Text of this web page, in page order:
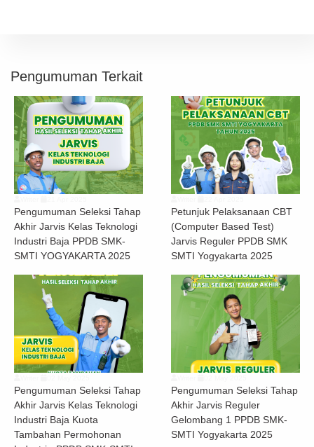
Pengumuman Terkait
Pengumuman Seleksi Tahap
Akhir Jarvis Kelas Teknologi
Industri Baja PPDB SMK-
SMTI YOGYAKARTA 2025
Petunjuk Pelaksanaan CBT
(Computer Based Test)
Jarvis Reguler PPDB SMK
SMTI Yogyakarta 2025
Pengumuman Seleksi Tahap
Akhir Jarvis Kelas Teknologi
Industri Baja Kuota
Tambahan Permohonan
Pengumuman Seleksi Tahap
Akhir Jarvis Reguler
Gelombang 1 PPDB SMK-
SMTI Yogyakarta 2025